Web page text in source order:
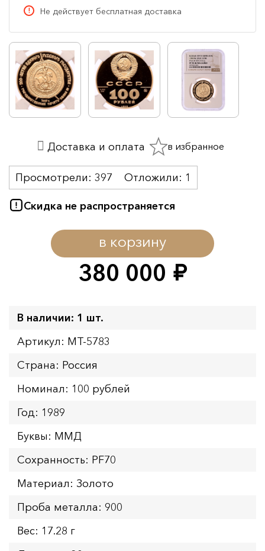
Не действует бесплатная доставка
380 000 руб.
в корзину
Скидка не распространяется
Просмотрели: 397 Отложили: 1
Доставка и оплата в избранное
В наличии: 1 шт.
Артикул: MT-5783
Страна: Россия
Номинал: 100 рублей
Год: 1989
Буквы: ММД
Сохранность: PF70
Материал: Золото
Проба металла: 900
Вес: 17.28 г